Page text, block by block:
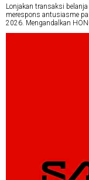
Lonjakan transaksi
merespons antusiasme
2026. Mengandalkan